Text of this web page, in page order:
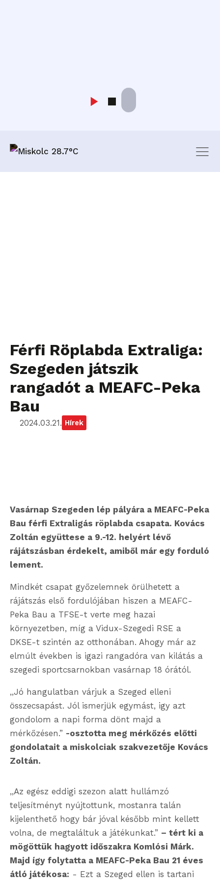
Miskolc 28.7°C
Férfi Röplabda Extraliga:
Szegeden játszik
rangadót a MEAFC-Peka
Bau
2024.03.21. Hírek
Vasárnap Szegeden lép pályára a MEAFC-Peka
Bau férfi Extraligás röplabda csapata. Kovács
Zoltán együttese a 9.-12. helyért lévő
rájátszásban érdekelt, amiből már egy forduló
lement.
Mindkét csapat győzelemnek örülhetett a
rájátszás első fordulójában hiszen a MEAFC-
Peka Bau a TFSE-t verte meg hazai
környezetben, míg a Vidux-Szegedi RSE a
DKSE-t szintén az otthonában. Ahogy már az
elmúlt években is igazi rangadóra van kilátás a
szegedi sportcsarnokban vasárnap 18 órától.
,,Jó hangulatban várjuk a Szeged elleni
összecsapást. Jól ismerjük egymást, igy azt
gondolom a napi forma dönt majd a
mérkőzésen.” -osztotta meg mérkőzés előtti
gondolatait a miskolciak szakvezetője Kovács
Zoltán.
,,Az egész eddigi szezon alatt hullámzó
teljesítményt nyújtottunk, mostanra talán
kijelenthető hogy bár jóval később mint kellett
volna, de megtaláltuk a játékunkat.” – tért ki a
mögöttük hagyott időszakra Komlósi Márk.
Majd így folytatta a MEAFC-Peka Bau 21 éves
átló játékosa: - Ezt a Szeged ellen is tartani